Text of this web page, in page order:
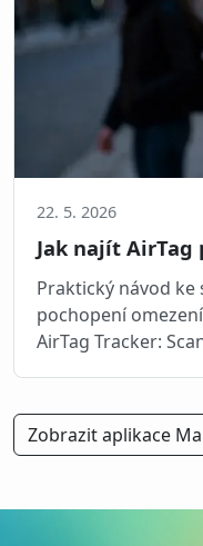
22. 5. 2026
Jak najít
Praktický návod ke
pochopení
AirTag Tracker:
Zobrazit aplikace